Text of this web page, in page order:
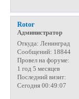
Rotor
Администратор
Откуда: Ленинград
Сообщений: 18844
Провел на форуме:
1 год 5 месяцев
Последний визит:
Сегодня 00:49:07